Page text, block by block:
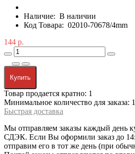
Наличие: В наличии
Код Товара: 02010-70678/4mm
144 р.
Купить
Товар продается кратно: 1
Минимальное количество для заказа: 1
Быстрая доставка
Мы отправляем заказы каждый день
СДЭК. Если Вы оформили заказ до
отправим его в тот же день (при